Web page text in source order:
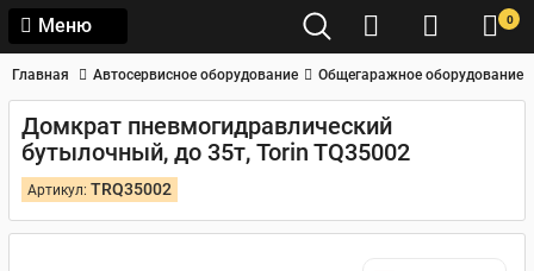
Меню 0
Главная Автосервисное оборудование Общегаражное оборудование
Домкрат пневмогидравлический
бутылочный, до 35т, Torin TQ35002
Артикул: TRQ35002